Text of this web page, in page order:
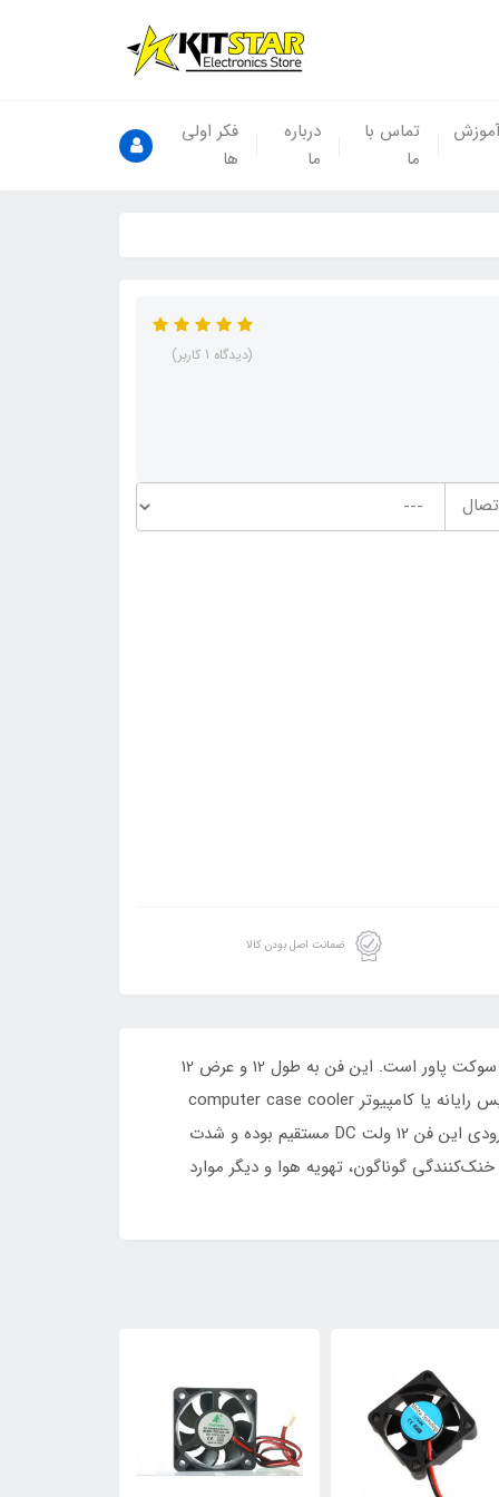
تماس با
ما
درباره
ما
فکر اولی
ها
(دیدگاه 1 کاربر)
ضمانت اصل بودن کالا
فن 12 سانتی متری کیس کامپیوتری از نوع فن‌های با کیفیت ساخت، دور فن و البته طول عمر بالا بوده و از نوع فن‌های دارای سوکت پاور است. این فن به طول 12 و عرض 12
سانتی متر به فن 12*12 مشهور است، ولتاژ ورودی 12V DC است.فن 12X12 از نوع 12 ولت را معمولا به نام فن خنک کننده درون کیس رایانه یا کامپیوتر computer case cooler
می‌شناسند هرچند مصارف دیگری نیز دارد و جهت خنک‌کنندگی و دمیدن یا کشیدن هوا در جاهای دیگر نیز به‌کار می‌رود. ولتاژ ورودی این فن 12 ولت DC مستقیم بوده و شدت
گوناگون جهت مصارف خنک‌کنندگی گوناگون، تهویه هوا و دیگر موارد